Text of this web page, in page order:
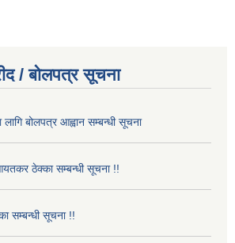
/ बोलपत्र सूचना
लागि बोलपत्र आह्वान सम्बन्धी सूचना
ठेक्का सम्बन्धी सूचना !!
सम्बन्धी सूचना !!